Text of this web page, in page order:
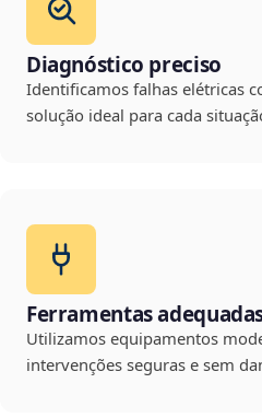
Diagnóstico preciso
Identificamos falhas elétricas
solução ideal para cada
Ferramentas
Utilizamos equipamentos
intervenções seguras e sem